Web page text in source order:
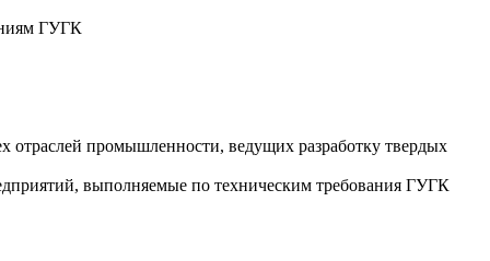
ГУГК
отраслей промышленности, ведущих разработку твердых
выполняемые по техническим требования ГУГК